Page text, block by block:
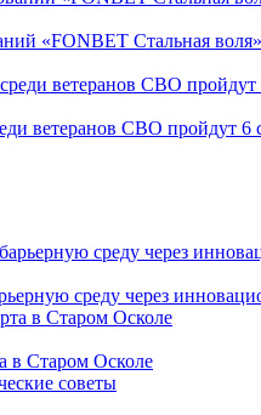
«FONBET Стальная воля»
ветеранов СВО пройдут 6
среду через
в Старом Осколе